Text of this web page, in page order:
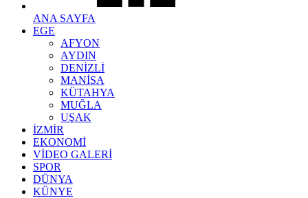
ANA SAYFA
EGE
AFYON
AYDIN
DENİZLİ
MANİSA
KÜTAHYA
MUĞLA
UŞAK
İZMİR
EKONOMİ
VİDEO GALERİ
SPOR
DÜNYA
KÜNYE